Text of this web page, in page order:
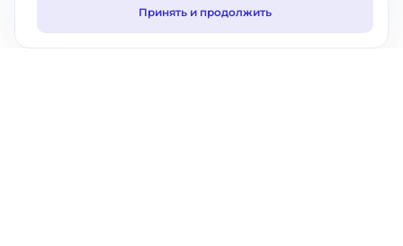
Принять и продолжить